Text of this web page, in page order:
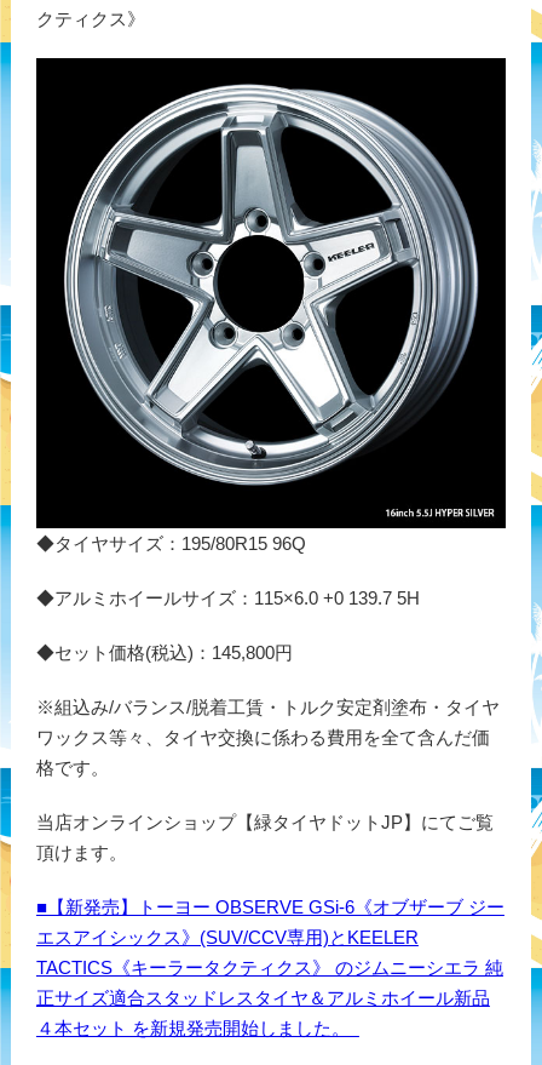
クティクス》
◆タイヤサイズ：195/80R15 96Q
◆アルミホイールサイズ：115×6.0 +0 139.7 5H
◆セット価格(税込)：145,800円
※組込み/バランス/脱着工賃・トルク安定剤塗布・タイヤ
ワックス等々、タイヤ交換に係わる費用を全て含んだ価
格です。
当店オンラインショップ【緑タイヤドットJP】にてご覧
頂けます。
■【新発売】トーヨー OBSERVE GSi-6《オブザーブ ジー
エスアイシックス》(SUV/CCV専用)とKEELER
TACTICS《キーラータクティクス》 のジムニーシエラ 純
正サイズ適合スタッドレスタイヤ＆アルミホイール新品
４本セット を新規発売開始しました。